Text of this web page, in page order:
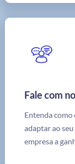
Fale com
Entenda como
adaptar ao
empresa a